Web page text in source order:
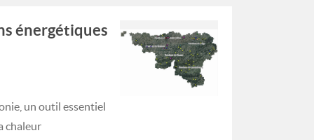
énergétiques
un outil essentiel
chaleur